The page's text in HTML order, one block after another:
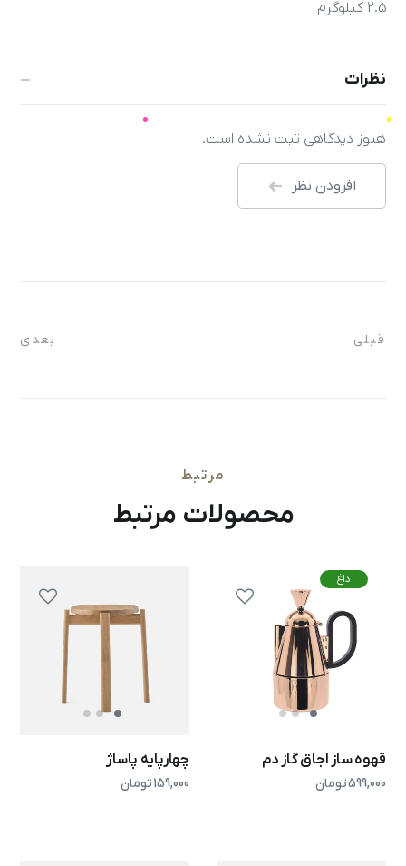
2.5 کیلوگرم
نظرات
هنوز دیدگاهی ثبت نشده است.
افزودن نظر
قبلی بعدی
مرتبط
محصولات مرتبط
داغ
قهوه ساز اجاق گاز دم
599,000تومان
چهارپایه پاساژ
159,000تومان